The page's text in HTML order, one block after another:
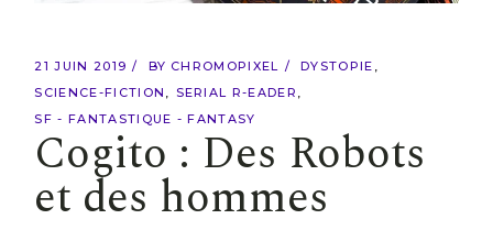
21 JUIN 2019 BY CHROMOPIXEL
DYSTOPIE
SCIENCE-FICTION
SERIAL R-EADER
SF - FANTASTIQUE - FANTASY
Cogito : Des Robots
et des hommes